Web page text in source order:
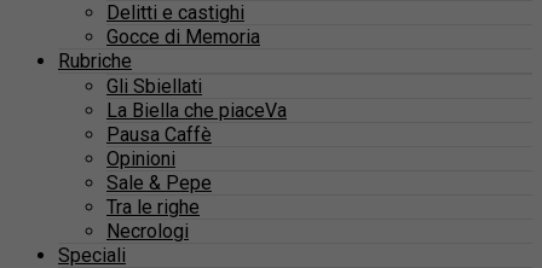
Delitti e castighi
Gocce di Memoria
Rubriche
Gli Sbiellati
La Biella che piaceVa
Pausa Caffè
Opinioni
Sale & Pepe
Tra le righe
Necrologi
Speciali